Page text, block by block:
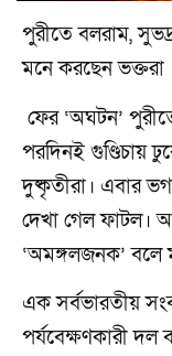
পুরীতে বলরাম,
মনে করছেন ভক্তরা
ফের ‘অঘটন’
পরদিনই গুণ্ডিচায়
দুষ্কৃতীরা। এবার
দেখা গেল ফাটল।
‘অমঙ্গলজনক’ বলে
এক সর্বভারতীয়
পর্যবেক্ষণকারী